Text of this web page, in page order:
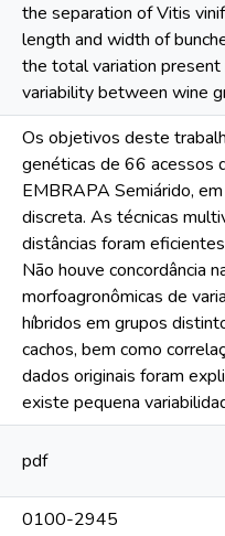
the separation of Vitis
length and width of
the total variation
variability between wine
Os objetivos deste
genéticas de 66 acessos
EMBRAPA Semiárido,
discreta. As técnicas
distâncias foram
Não houve concordância
morfoagronômicas de
híbridos em grupos
cachos, bem como
dados originais foram
existe pequena
pdf
0100-2945